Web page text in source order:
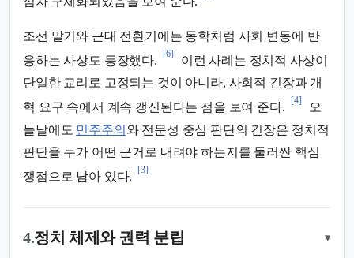
조선 말기와 근대 전환기에는 동학처럼 사회 변동에 반
응하는 사상도 등장했다.
[6]
이런 사례는 정치적 사상이
단일한 교리로 고정되는 것이 아니라, 사회적 긴장과 개
혁 요구 속에서 계속 갱신된다는 점을 보여 준다.
[4]
오
늘날에도 민주주의 와 전문성 중심 판단의 긴장은 정치적
판단을 누가 어떤 근거로 내려야 하는지를 둘러싼 핵심
쟁점으로 남아 있다.
[3]
4.정치 체제와 권력 분립 ▾